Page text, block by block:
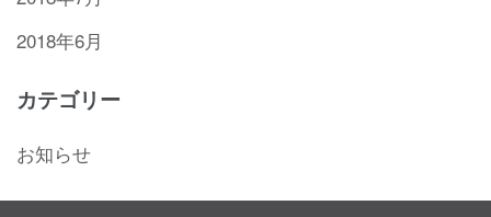
2018年6月
カテゴリー
お知らせ